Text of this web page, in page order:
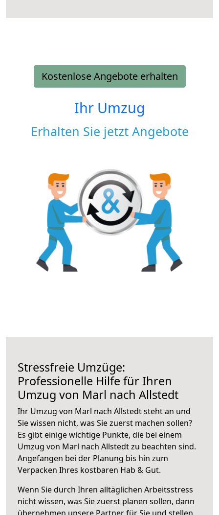
Kostenlose Angebote erhalten
Ihr Umzug
Erhalten Sie jetzt Angebote
Stressfreie Umzüge:
Professionelle Hilfe für Ihren
Umzug von Marl nach Allstedt
Ihr Umzug von Marl nach Allstedt steht an und
Sie wissen nicht, was Sie zuerst machen sollen?
Es gibt einige wichtige Punkte, die bei einem
Umzug von Marl nach Allstedt zu beachten sind.
Angefangen bei der Planung bis hin zum
Verpacken Ihres kostbaren Hab & Gut.
Wenn Sie durch Ihren alltäglichen Arbeitsstress
nicht wissen, was Sie zuerst planen sollen, dann